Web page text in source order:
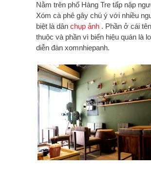
Nằm trên phố Hàng Tre tấp nập
Xóm cà phê gây chú ý với nhiều
biệt là dân chụp ảnh . Phần ở cái
thuộc và phần vì biển hiệu quán là
diễn đàn xomnhiepanh.